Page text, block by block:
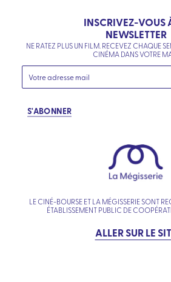
INSCRIVEZ-VOUS
NEWSLETTER
NE RATEZ PLUS UN FILM. RECEVEZ CHAQUE
CINÉMA DANS VOTRE
S'ABONNER
LE CINÉ-BOURSE ET LA MÉGISSERIE SONT
ÉTABLISSEMENT PUBLIC DE
ALLER SUR LE